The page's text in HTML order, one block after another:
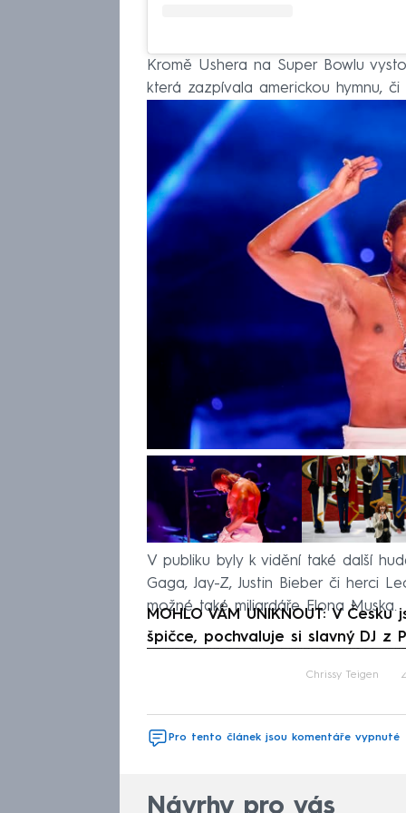
Kromě Ushera na Super Bowlu
která zazpívala americkou hymnu,
V publiku byly k vidění také další
Gaga, Jay-Z, Justin Bieber či herci
možné také miliardáře Elona Muska.
MOHLO VÁM UNIKNOUT: V
špičce, pochvaluje si slavný DJ z
Chrissy Teigen
Pro tento článek jsou komentáře vypnuté
Návrhy pro vás